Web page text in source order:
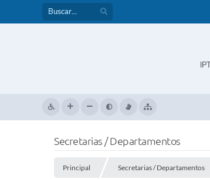
Secretarias / Departamentos
Principal Secretarias / Departamentos